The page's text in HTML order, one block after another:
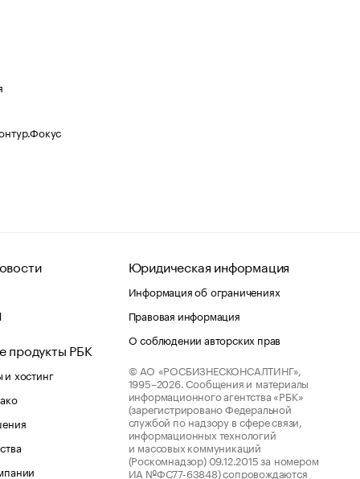
продукты РБК
хостинг
Юридическая информация
Информация об ограничениях
Правовая информация
О соблюдении авторских прав
© АО «РОСБИЗНЕСКОНСАЛТИНГ»,
1995–2026. Сообщения и материалы
информационного агентства «РБК»
(зарегистрировано Федеральной
службой по надзору в сфере связи,
информационных технологий
и массовых коммуникаций
(Роскомнадзор) 09.12.2015 за номером
ИА №ФС77-63848) сопровождаются